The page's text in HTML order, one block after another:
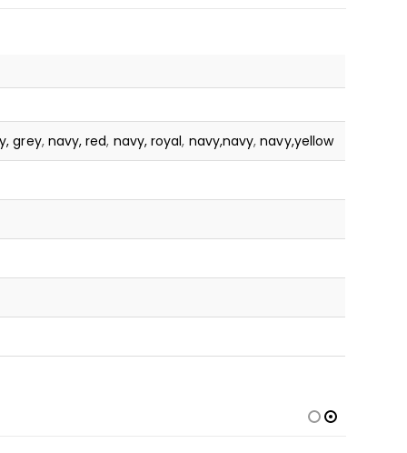
grey, navy, red, navy, royal, navy,navy,navy,yellow